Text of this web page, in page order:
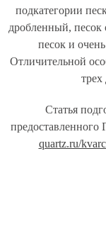
подкатегории
дробленный, песок
песок и
Отличительной
Статья
предоставленного
quartz.ru/